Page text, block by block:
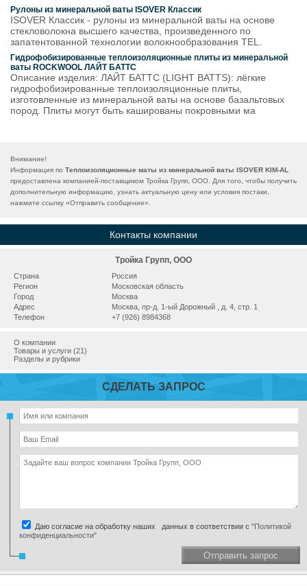
Рулоны из минеральной ваты ISOVER Классик
ISOVER Классик - рулоны из минеральной ваты на основе
стекловолокна высшего качества, произведенного по
запатентованной технологии волокнообразования TEL.
Гидрофобизированные теплоизоляционные плиты из минеральной
ваты ROCKWOOL ЛАЙТ БАТТС
Описание изделия: ЛАЙТ БАТТС (LIGHT BATTS): лёгкие
гидрофобизированные теплоизоляционные плиты,
изготовленные из минеральной ваты на основе базальтовых
пород. Плиты могут быть кашированы покровными ма
Внимание!
Информация по Теплоизоляционные маты из минеральной ваты ISOVER KIM-AL
предоставлена компанией-поставщиком Тройка Групп, ООО. Для того, чтобы получить
дополнительную информацию, узнать актуальную цену или условия постаки,
нажмите ссылку «Отправить сообщение».
Контакты компании
Тройка Групп, ООО
Страна
Россия
Регион
Московская область
Город
Москва
Адрес
Москва, пр-д. 1-ый Дорожный , д. 4, стр. 1
Телефон
+7 (926) 8984368
О компании
Товары и услуги (21)
Разделы и рубрики
СДЕЛАТЬ ЗАПРОС
Даю согласие на обработку наших данных в соответствии с "Политикой
конфиденциальности"
Отправить запрос